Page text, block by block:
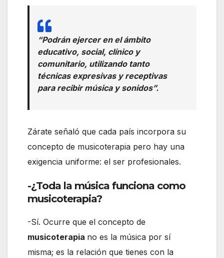
“Podrán ejercer en el ámbito
educativo, social, clínico y
comunitario, utilizando tanto
técnicas expresivas y receptivas
para recibir música y sonidos”.
Zárate señaló que cada país incorpora su
concepto de musicoterapia pero hay una
exigencia uniforme: el ser profesionales.
-¿Toda la música funciona como
musicoterapia?
-Sí. Ocurre que el concepto de
musicoterapia no es la música por sí
misma; es la relación que tienes con la